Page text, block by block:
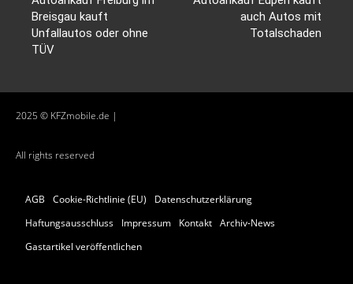
Breisgau kauft
Unfallautos oder ohne
TÜV
auch Autos mit
Totalschaden
2025 © KFZmobile.de |
All rights reserved
AGB Cookie-Richtlinie (EU)
Datenschutzerklärung
Haftungsausschluss
Impressum Kontakt Archiv-News
Gastartikel veröffentlichen